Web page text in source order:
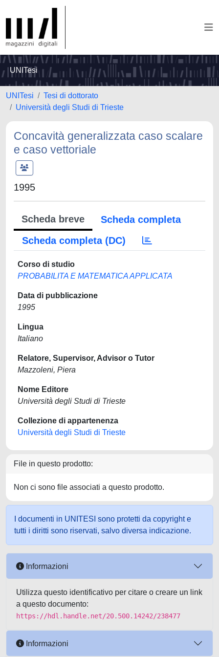
UNITesi
UNITesi
Tesi di dottorato
Università degli Studi di Trieste
Concavità generalizzata caso scalare
e caso vettoriale
1995
Scheda breve
Scheda completa
Scheda completa (DC)
Corso di studio
PROBABILITA E MATEMATICA APPLICATA
Data di pubblicazione
1995
Lingua
Italiano
Relatore, Supervisor, Advisor o Tutor
Mazzoleni, Piera
Nome Editore
Università degli Studi di Trieste
Collezione di appartenenza
Università degli Studi di Trieste
File in questo prodotto:
Non ci sono file associati a questo prodotto.
I documenti in UNITESI sono protetti da copyright e
tutti i diritti sono riservati, salvo diversa indicazione.
Informazioni
Utilizza questo identificativo per citare o creare un link
a questo documento:
https://hdl.handle.net/20.500.14242/238477
Informazioni